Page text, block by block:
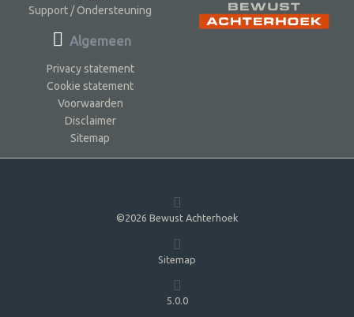
Support / Ondersteuning
Algemeen
Privacy statement
Cookie statement
Voorwaarden
Disclaimer
Sitemap
©2026 Bewust Achterhoek
Sitemap
5.0.0